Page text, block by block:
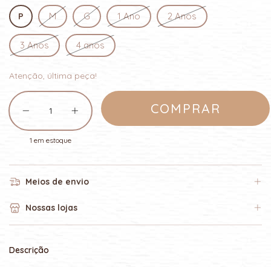
P M G 1 Ano 2 Anos
3 Anos 4 anos
Atenção, última peça!
1 em estoque
Meios de envio
Nossas lojas
Descrição